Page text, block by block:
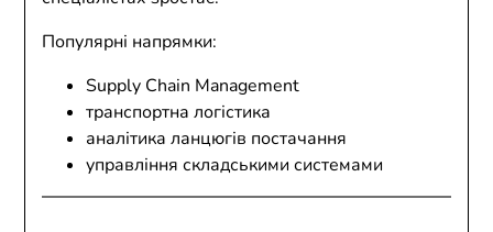
Популярні напрямки:
Supply Chain Management
транспортна логістика
аналітика ланцюгів постачання
управління складськими системами